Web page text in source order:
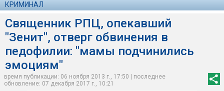
КРИМИНАЛ
Священник РПЦ, опекавший
"Зенит", отверг обвинения в
педофилии: "мамы подчинились
эмоциям"
время публикации: 06 ноября 2013 г., 17:50 | последнее
обновление: 07 декабря 2017 г., 10:21